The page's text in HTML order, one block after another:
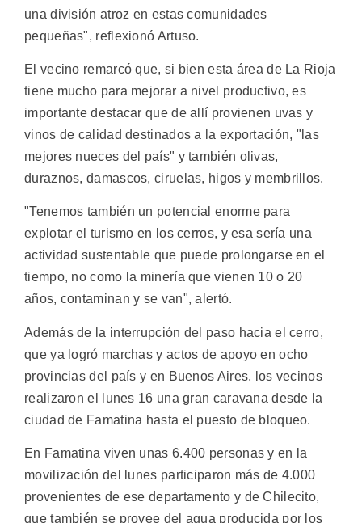
una división atroz en estas comunidades
pequeñas", reflexionó Artuso.
El vecino remarcó que, si bien esta área de La Rioja
tiene mucho para mejorar a nivel productivo, es
importante destacar que de allí provienen uvas y
vinos de calidad destinados a la exportación, "las
mejores nueces del país" y también olivas,
duraznos, damascos, ciruelas, higos y membrillos.
"Tenemos también un potencial enorme para
explotar el turismo en los cerros, y esa sería una
actividad sustentable que puede prolongarse en el
tiempo, no como la minería que vienen 10 o 20
años, contaminan y se van", alertó.
Además de la interrupción del paso hacia el cerro,
que ya logró marchas y actos de apoyo en ocho
provincias del país y en Buenos Aires, los vecinos
realizaron el lunes 16 una gran caravana desde la
ciudad de Famatina hasta el puesto de bloqueo.
En Famatina viven unas 6.400 personas y en la
movilización del lunes participaron más de 4.000
provenientes de ese departamento y de Chilecito,
que también se provee del agua producida por los